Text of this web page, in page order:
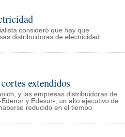
consideró que hay que
distribuidoras de electricidad.
extendidos
y las empresas distribuidoras de
y Edesur-, un alto ejecutivo de
reducido en el tiempo.